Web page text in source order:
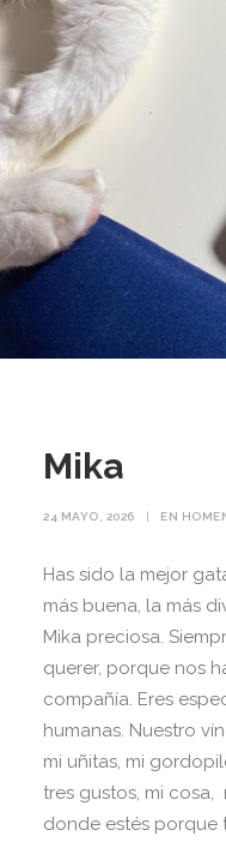
Mika
24 MAYO, 2026 | EN
Has sido la mejor
más buena, la más
Mika preciosa.
querer, porque nos
compañía. Eres
humanas. Nuestro
mi uñitas, mi
tres gustos, mi cosa,
donde estés porque